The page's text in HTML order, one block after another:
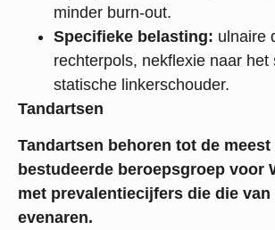
minder burn-out.
Specifieke belasting: ulnaire
rechterpols, nekflexie naar het
statische linkerschouder.
Tandartsen
Tandartsen behoren tot de meest
bestudeerde beroepsgroep voor
met prevalentiecijfers die die
evenaren.